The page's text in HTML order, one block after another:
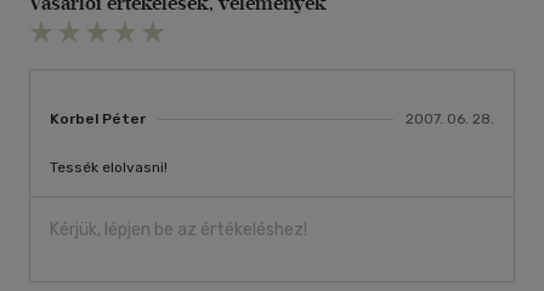
Korbel Péter 2007. 06. 28.
Tessék elolvasni!
Kérjük, lépjen be az értékeléshez!